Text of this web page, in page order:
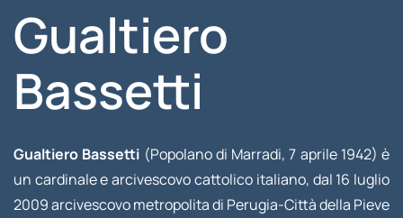
Gualtiero
Bassetti
Gualtiero Bassetti (Popolano di Marradi, 7 aprile 1942) è
un cardinale e arcivescovo cattolico italiano, dal 16 luglio
2009 arcivescovo metropolita di Perugia-Città della Pieve